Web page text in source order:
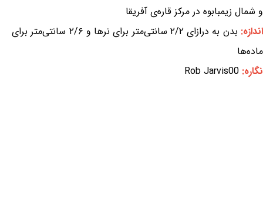
و شمال زیمبابوه در مرکز قاره‌ی آفریقا
اندازه:
بدن به درازای ۲/۲ سانتی‌متر برای نرها و ۲/۶ سانتی‌متر برای
ماده‌ها
نگاره: Rob Jarvis00